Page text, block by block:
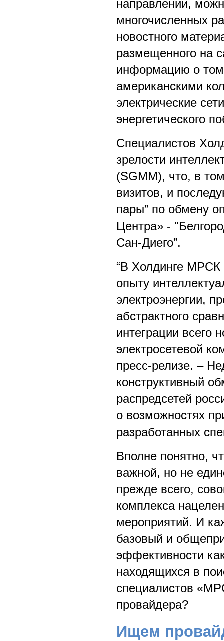
направлении,
многочисленных
новостного
размещенного на
информацию о
американскими
электрические
энергетического
Специалистов
зрелости
(SGMM), что, в
визитов, и
пары” по обмену
Центра» -
Сан-Диего”.
“В Холдинге МРСК
опыту
электроэнергии,
абстрактного
интеграции всего
электросетевой
пресс-релизе. –
конструктивный
распредсетей
о возможностях
разработанных
Вполне понятно,
важной, но не
прежде всего,
комплекса
мероприятий. И
базовый и
эффективности
находящихся в
специалистов
провайдера?
Ищем